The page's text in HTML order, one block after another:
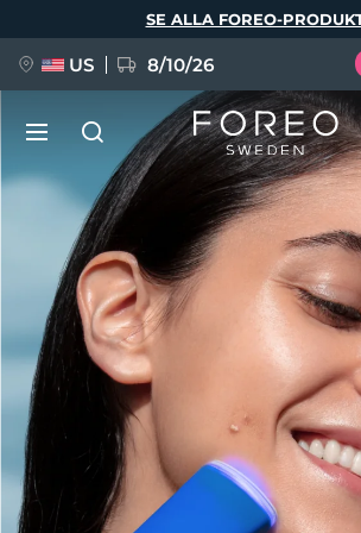
SE ALLA FOREO-
US 8/10/26
Mina
Mina
NYHET
FAQ™ Pure Beauty-Tech Elixir
BREAKING NEWS
issa™ Teeth Whitening Set
Språk
English Deutsch
Français
Polski
Türkçe
简体中文